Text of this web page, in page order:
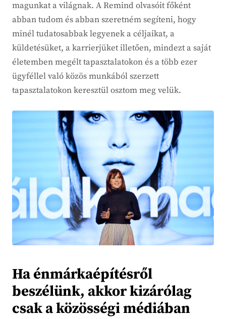
magunkat a világnak. A Remind olvasóit főként
abban tudom és abban szeretném segíteni, hogy
minél tudatosabbak legyenek a céljaikat, a
küldetésüket, a karrierjüket illetően, mindezt a saját
életemben megélt tapasztalatokon és a több ezer
ügyféllel való közös munkából szerzett
tapasztalatokon keresztül osztom meg velük.
Ha énmárkaépítésről
beszélünk, akkor kizárólag
csak a közösségi médiában